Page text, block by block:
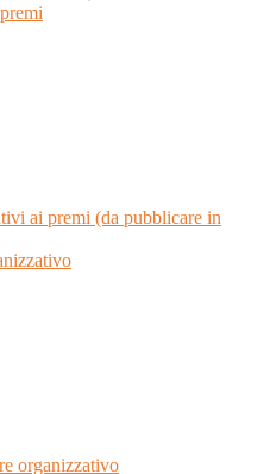
ai premi (da pubblicare in
organizzativo